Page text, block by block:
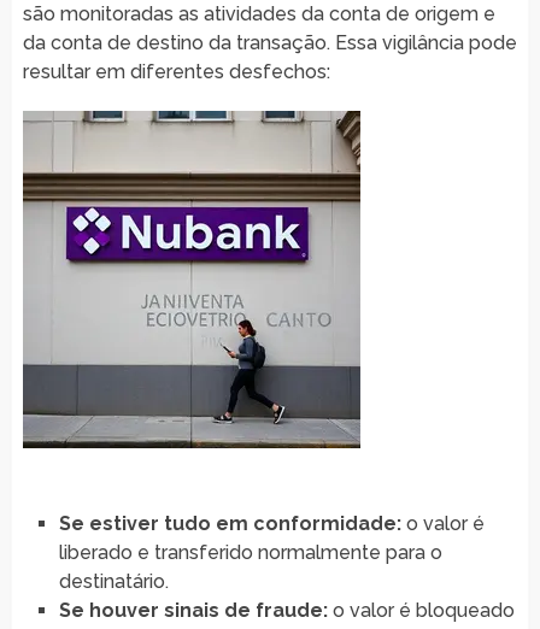
são monitoradas as atividades da conta de origem e
da conta de destino da transação. Essa vigilância pode
resultar em diferentes desfechos:
Se estiver tudo em conformidade:o valor é
liberado e transferido normalmente para o
destinatário.
Se houver sinais de fraude:o valor é bloqueado